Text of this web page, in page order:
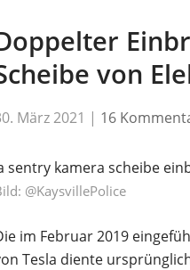
von
März 2021 | 16
@KaysvillePolice
im Februar 2019
Tesla diente